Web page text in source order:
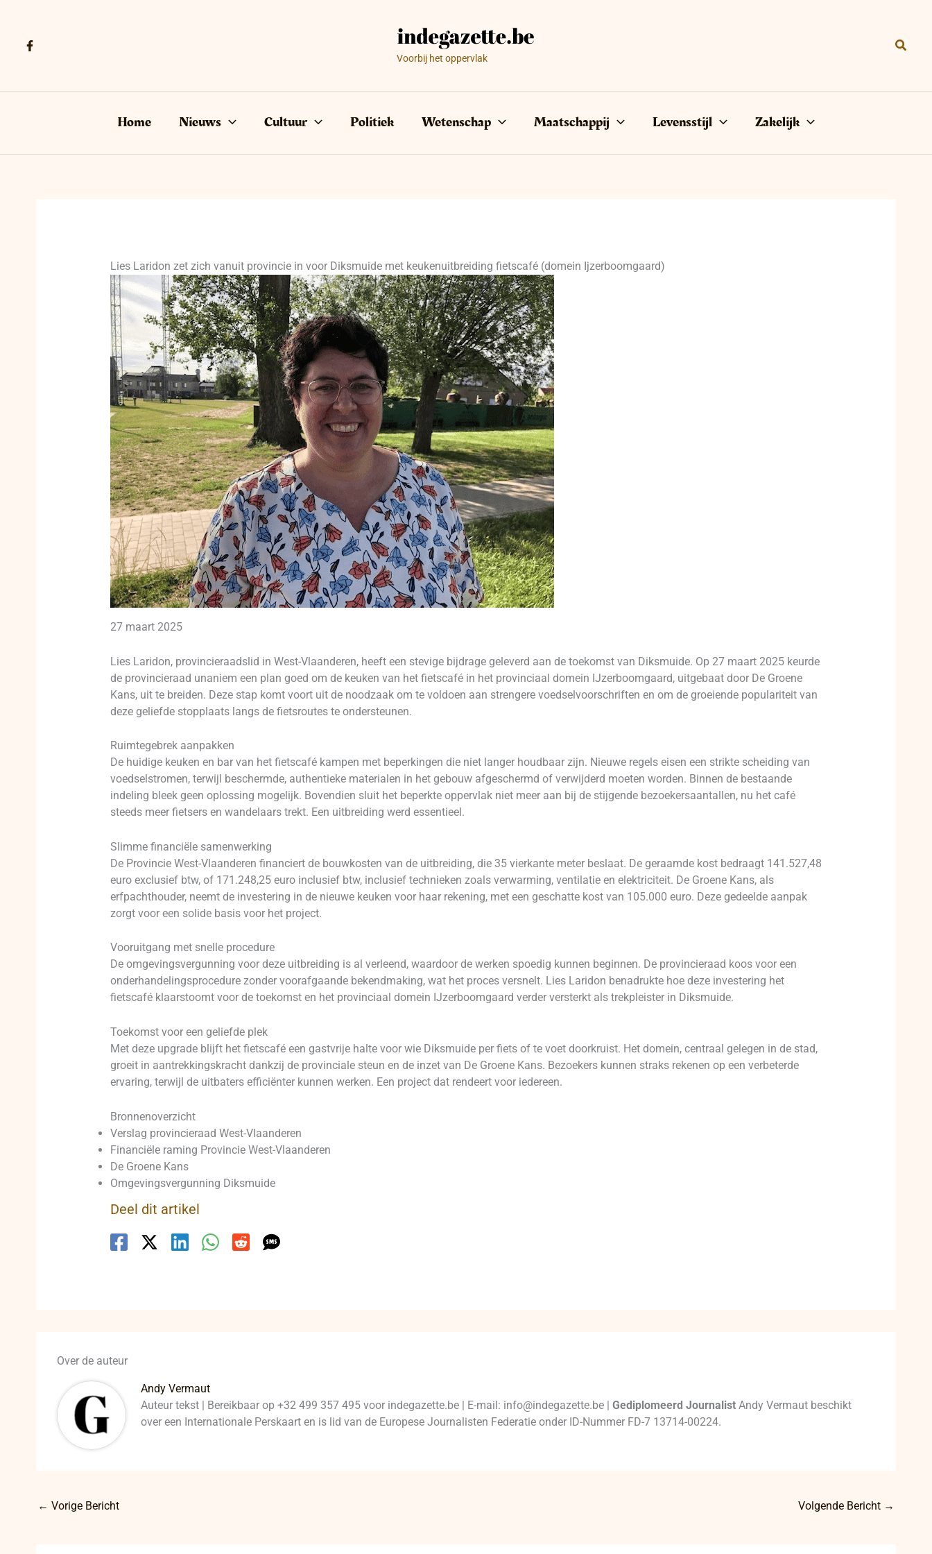
Voorbij het oppervlak
Home Nieuws Cultuur Politiek Wetenschap Maatschappij Levensstijl Zakelijk
Lies Laridon zet zich vanuit provincie in voor Diksmuide met keukenuitbreiding fietscafé (domein Ijzerboomgaard)
27 maart 2025
Lies Laridon, provincieraadslid in West-Vlaanderen, heeft een stevige bijdrage geleverd aan de toekomst van Diksmuide. Op 27 maart 2025 keurde
de provincieraad unaniem een plan goed om de keuken van het fietscafé in het provinciaal domein IJzerboomgaard, uitgebaat door De Groene
Kans, uit te breiden. Deze stap komt voort uit de noodzaak om te voldoen aan strengere voedselvoorschriften en om de groeiende populariteit van
deze geliefde stopplaats langs de fietsroutes te ondersteunen.
Ruimtegebrek aanpakken
De huidige keuken en bar van het fietscafé kampen met beperkingen die niet langer houdbaar zijn. Nieuwe regels eisen een strikte scheiding van
voedselstromen, terwijl beschermde, authentieke materialen in het gebouw afgeschermd of verwijderd moeten worden. Binnen de bestaande
indeling bleek geen oplossing mogelijk. Bovendien sluit het beperkte oppervlak niet meer aan bij de stijgende bezoekersaantallen, nu het café
steeds meer fietsers en wandelaars trekt. Een uitbreiding werd essentieel.
Slimme financiële samenwerking
De Provincie West-Vlaanderen financiert de bouwkosten van de uitbreiding, die 35 vierkante meter beslaat. De geraamde kost bedraagt 141.527,48
euro exclusief btw, of 171.248,25 euro inclusief btw, inclusief technieken zoals verwarming, ventilatie en elektriciteit. De Groene Kans, als
erfpachthouder, neemt de investering in de nieuwe keuken voor haar rekening, met een geschatte kost van 105.000 euro. Deze gedeelde aanpak
zorgt voor een solide basis voor het project.
Vooruitgang met snelle procedure
De omgevingsvergunning voor deze uitbreiding is al verleend, waardoor de werken spoedig kunnen beginnen. De provincieraad koos voor een
onderhandelingsprocedure zonder voorafgaande bekendmaking, wat het proces versnelt. Lies Laridon benadrukte hoe deze investering het
fietscafé klaarstoomt voor de toekomst en het provinciaal domein IJzerboomgaard verder versterkt als trekpleister in Diksmuide.
Toekomst voor een geliefde plek
Met deze upgrade blijft het fietscafé een gastvrije halte voor wie Diksmuide per fiets of te voet doorkruist. Het domein, centraal gelegen in de stad,
groeit in aantrekkingskracht dankzij de provinciale steun en de inzet van De Groene Kans. Bezoekers kunnen straks rekenen op een verbeterde
ervaring, terwijl de uitbaters efficiënter kunnen werken. Een project dat rendeert voor iedereen.
Bronnenoverzicht
Verslag provincieraad West-Vlaanderen
Financiële raming Provincie West-Vlaanderen
De Groene Kans
Omgevingsvergunning Diksmuide
Deel dit artikel
Over de auteur
Andy Vermaut
Auteur tekst | Bereikbaar op +32 499 357 495 voor indegazette.be | E-mail: info@indegazette.be |Gediplomeerd Journalist Andy Vermaut beschikt
over een Internationale Perskaart en is lid van de Europese Journalisten Federatie onder ID-Nummer FD-7 13714-00224.
← Vorige Bericht Volgende Bericht →